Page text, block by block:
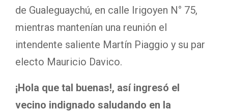
de Gualeguaychú, en calle Irigoyen N° 75,
mientras mantenían una reunión el
intendente saliente Martín Piaggio y su par
electo Mauricio Davico.
¡Hola que tal buenas!, así ingresó el
vecino indignado saludando en la